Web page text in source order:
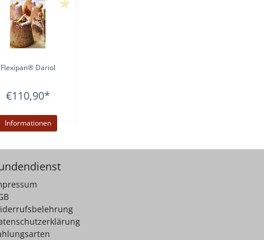
Flexipan® Dariol
€110,90*
Informationen